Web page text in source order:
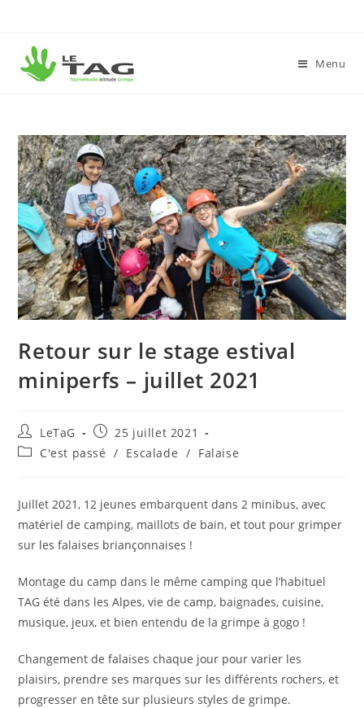
Menu
Retour sur le stage estival
miniperfs – juillet 2021
LeTaG
25 juillet 2021
C'est passé / Escalade / Falaise
Juillet 2021, 12 jeunes embarquent dans 2 minibus, avec
matériel de camping, maillots de bain, et tout pour grimper
sur les falaises briançonnaises !
Montage du camp dans le même camping que l’habituel
TAG été dans les Alpes, vie de camp, baignades, cuisine,
musique, jeux, et bien entendu de la grimpe à gogo !
Changement de falaises chaque jour pour varier les
plaisirs, prendre ses marques sur les différents rochers, et
progresser en tête sur plusieurs styles de grimpe.